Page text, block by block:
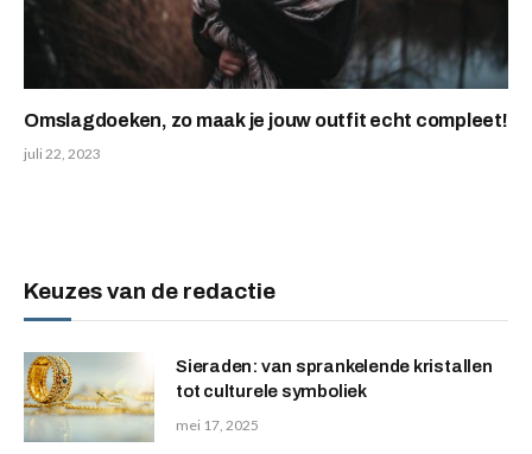
Omslagdoeken, zo maak je jouw outfit echt compleet!
juli 22, 2023
Keuzes van de redactie
Sieraden: van sprankelende kristallen
tot culturele symboliek
mei 17, 2025